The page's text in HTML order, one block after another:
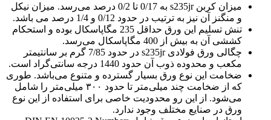
میزان کربن s235jr به 0/17 تا 0/2 درصد می‌رسد. میزان نیکل
و منگنز آن نیز به ترتیب در حدود 0/12 و 1/4 درصد می باشد.
تنش تسلیم این ورق حداقل 235 مگاپاسکال بوده و استحکام
کششی آن به بیش از 400 مگاپاسکال می‌رسد.
چگالی ورق فولادی s235jr در حدود 7/85 گرم بر سانتیمتر
مکعب و محدوده ذوب آن حدود 1440 درجه سانتی‌گراد است.
ضخامت این نوع ورق بسیار گسترده و متنوع می‌باشد. طوری
که از ضخامت چند میلی‌متر تا حدود ۳۰۰ میلی‌متر را شامل
می‌شود. از این رو محدودیت خاصی برای استفاده از این نوع
ورق در صنایع مختلف وجود ندارد.